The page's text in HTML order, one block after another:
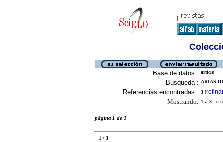
Base de datos : article
Búsqueda : ARIAS
Referencias encontradas : 3 [refinar
Mostrando: 1 .. 3 en
página 1 de 1
1 / 3